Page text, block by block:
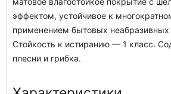
эффектом, устойчивое к
применением бытовых
Стойкость к истиранию — 1 класс.
плесни и грибка.